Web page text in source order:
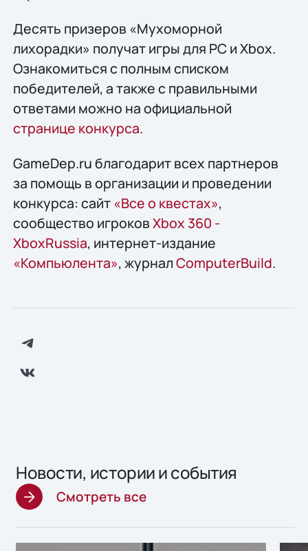
Десять призеров «Мухоморной
лихорадки» получат игры для PC и Xbox.
Ознакомиться с полным списком
победителей, а также с правильными
ответами можно на официальной
странице конкурса.
GameDep.ru благодарит всех партнеров
за помощь в организации и проведении
конкурса: сайт«Все о квестах»,
сообщество игроковXbox 360 -
XboxRussia, интернет-издание
«Компьюлента», журналComputerBuild.
Новости, истории и события
Смотреть все